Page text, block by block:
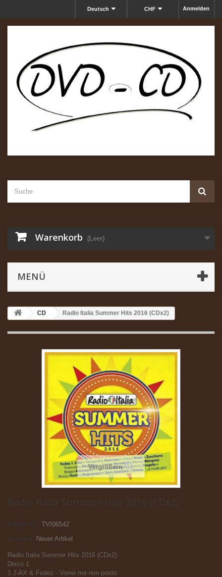
Anmelden
CHF
Deutsch
Warenkorb (Leer)
MENÜ
CD Radio Italia Summer Hits 2016 (CDx2)
Vergrößern
Radio Italia Summer Hits 2016 (CDx2)
Artikel-Nr.:
TVI06542
Zustand:
Neuer Artikel
Radio Italia Summer Hits 2016 (CDx2)
Disco 1
1.J-AX & Fedez - Vorrei ma non posto